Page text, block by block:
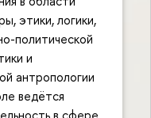
этики, логики,
политической
и
антропологии
ведётся